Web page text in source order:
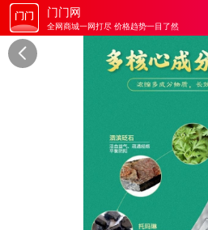
门门网
全网商城一网打尽 价格趋势一目了然